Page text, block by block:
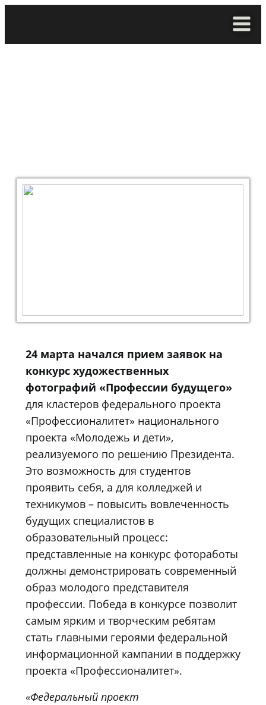
24 марта начался прием заявок на
конкурс художественных
фотографий «Профессии будущего»
для кластеров федерального проекта
«Профессионалитет» национального
проекта «Молодежь и дети»,
реализуемого по решению Президента.
Это возможность для студентов
проявить себя, а для колледжей и
техникумов – повысить вовлеченность
будущих специалистов в
образовательный процесс:
представленные на конкурс фотоработы
должны демонстрировать современный
образ молодого представителя
профессии. Победа в конкурсе позволит
самым ярким и творческим ребятам
стать главными героями федеральной
информационной кампании в поддержку
проекта «Профессионалитет».
«Федеральный проект